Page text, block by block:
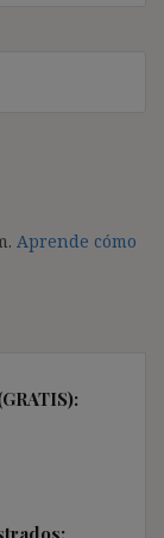
Aprende cómo